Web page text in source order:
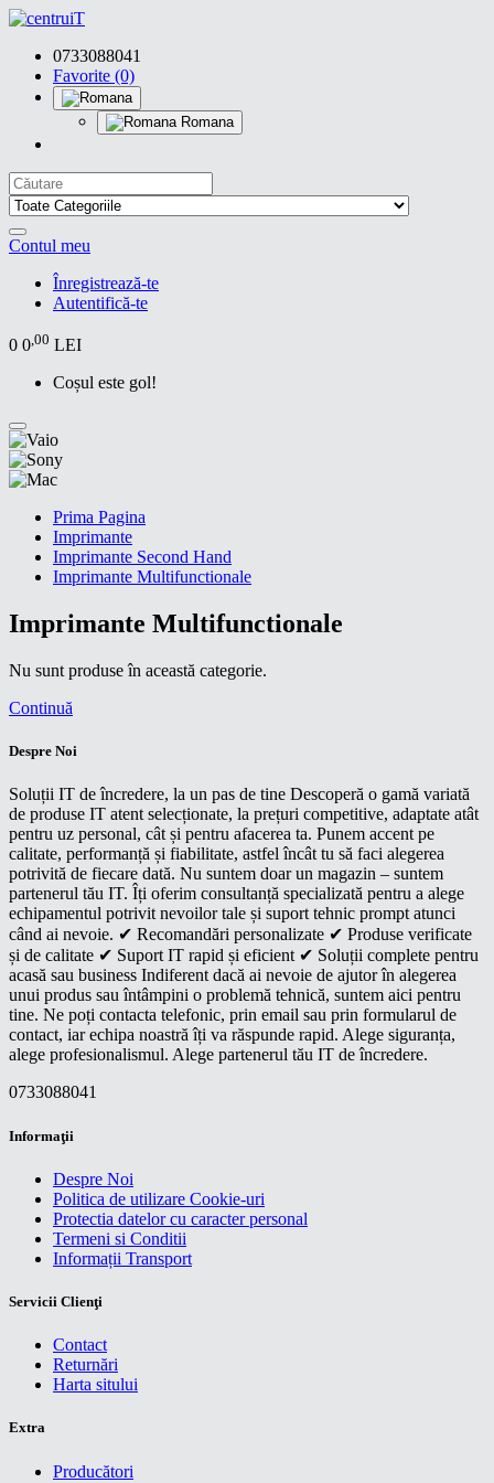
0733088041
Favorite (0)
Romana
Contul meu
Înregistrează-te
Autentifică-te
0 0,00 LEI
Coșul este gol!
Prima Pagina
Imprimante
Imprimante Second Hand
Imprimante Multifunctionale
Imprimante Multifunctionale
Nu sunt produse în această categorie.
Continuă
Despre Noi
Soluții IT de încredere, la un pas de tine Descoperă o gamă variată
de produse IT atent selecționate, la prețuri competitive, adaptate atât
pentru uz personal, cât și pentru afacerea ta. Punem accent pe
calitate, performanță și fiabilitate, astfel încât tu să faci alegerea
potrivită de fiecare dată. Nu suntem doar un magazin – suntem
partenerul tău IT. Îți oferim consultanță specializată pentru a alege
echipamentul potrivit nevoilor tale și suport tehnic prompt atunci
când ai nevoie. ✔ Recomandări personalizate ✔ Produse verificate
și de calitate ✔ Suport IT rapid și eficient ✔ Soluții complete pentru
acasă sau business Indiferent dacă ai nevoie de ajutor în alegerea
unui produs sau întâmpini o problemă tehnică, suntem aici pentru
tine. Ne poți contacta telefonic, prin email sau prin formularul de
contact, iar echipa noastră îți va răspunde rapid. Alege siguranța,
alege profesionalismul. Alege partenerul tău IT de încredere.
0733088041
Informaţii
Despre Noi
Politica de utilizare Cookie-uri
Protectia datelor cu caracter personal
Termeni si Conditii
Informații Transport
Servicii Clienţi
Contact
Returnări
Harta sitului
Extra
Producători